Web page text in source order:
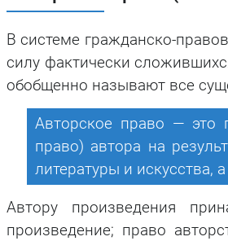
В системе гражданско-
силу фактически
обобщенно называют все
Авторское право — это
право) автора на
литературы и искусства,
Автору произведения
произведение; право